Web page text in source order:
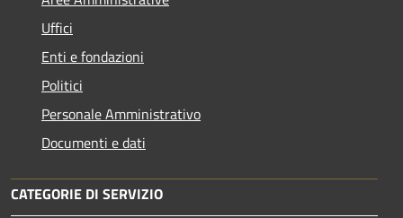
Uffici
Enti e fondazioni
Politici
Personale Amministrativo
Documenti e dati
CATEGORIE DI SERVIZIO